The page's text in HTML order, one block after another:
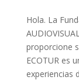
Hola. La
proporcione
ECOTUR es
experiencias